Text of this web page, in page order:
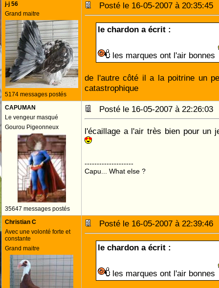
j-j 56
Grand maitre
5174 messages postés
Posté le 16-05-2007 à
le chardon a écrit :
les marques ont l'air bonnes
de l'autre côté il a la poitrine un
catastrophique
CAPUMAN
Le vengeur masqué
Gourou Pigeonneux
35647 messages postés
Posté le 16-05-2007 à
l'écaillage a l'air très bien pour un
--------------------
Capu... What else ?
Christian C
Avec une volonté forte et
constante
Grand maitre
Posté le 16-05-2007 à
le chardon a écrit :
les marques ont l'air bonnes